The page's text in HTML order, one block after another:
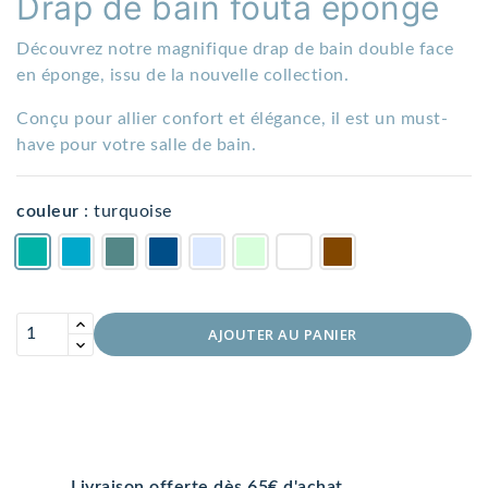
Découvrez notre magnifique drap de bain double face
en éponge, issu de la nouvelle collection.
Conçu pour allier confort et élégance, il est un must-
have pour votre salle de bain.
couleur : turquoise
AJOUTER AU PANIER